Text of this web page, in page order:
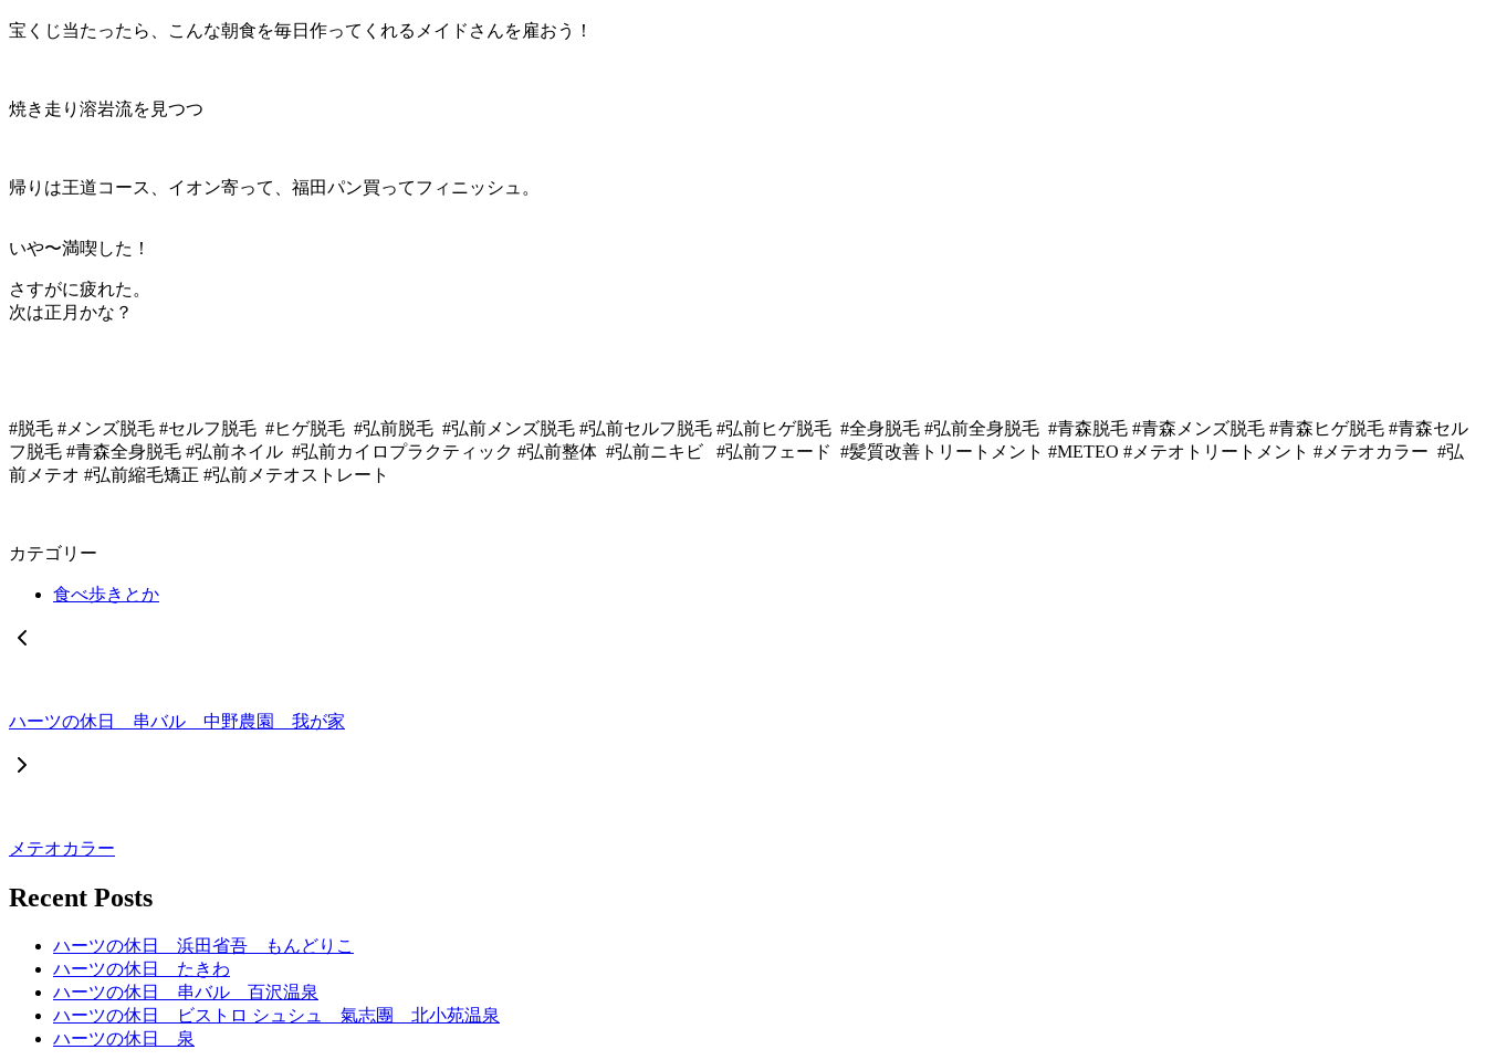
宝くじ当たったら、こんな朝食を毎日作ってくれるメイドさんを雇おう！
焼き走り溶岩流を見つつ
帰りは王道コース、イオン寄って、福田パン買ってフィニッシュ。
いや〜満喫した！
さすがに疲れた。
次は正月かな？
#脱毛 #メンズ脱毛 #セルフ脱毛 #ヒゲ脱毛 #弘前脱毛 #弘前メンズ脱毛 #弘前セルフ脱毛 #弘前ヒゲ脱毛 #全身脱毛 #弘前全身脱毛 #青森脱毛 #青森メンズ脱毛 #青森ヒゲ脱毛 #青森セル
フ脱毛 #青森全身脱毛 #弘前ネイル #弘前カイロプラクティック #弘前整体 #弘前ニキビ #弘前フェード #髪質改善トリートメント #METEO #メテオトリートメント #メテオカラー #弘
前メテオ #弘前縮毛矯正 #弘前メテオストレート
カテゴリー
食べ歩きとか
ハーツの休日 串バル 中野農園 我が家
メテオカラー
Recent Posts
ハーツの休日 浜田省吾 もんどりこ
ハーツの休日 たきわ
ハーツの休日 串バル 百沢温泉
ハーツの休日 ビストロ シュシュ 氣志團 北小苑温泉
ハーツの休日 泉